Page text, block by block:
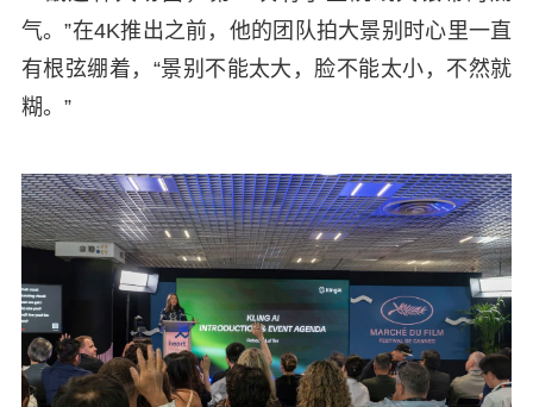
气。”在4K推出之前，他的团队拍大景别时心里一直
有根弦绷着，“景别不能太大，脸不能太小，不然就
糊。”